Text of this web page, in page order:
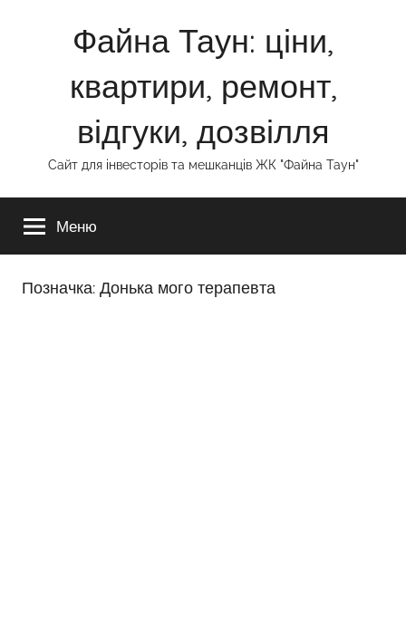
Файна Таун: ціни,
квартири, ремонт,
відгуки, дозвілля
Сайт для інвесторів та мешканців ЖК "Файна Таун"
Меню
Позначка: Донька мого терапевта